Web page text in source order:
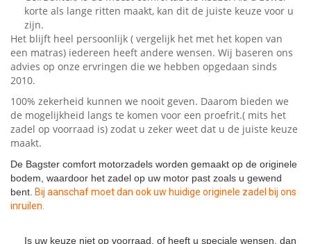
korte als lange ritten maakt, kan dit de juiste keuze voor u
zijn.
Het blijft heel persoonlijk ( vergelijk het met het kopen van
een matras) iedereen heeft andere wensen. Wij baseren ons
advies op onze ervringen die we hebben opgedaan sinds
2010.
100% zekerheid kunnen we nooit geven. Daarom bieden we
de mogelijkheid langs te komen voor een proefrit.( mits het
zadel op voorraad is) zodat u zeker weet dat u de juiste keuze
maakt.
De Bagster comfort motorzadels worden gemaakt op de originele
bodem, waardoor het zadel op uw motor past zoals u gewend
bent. Bij aanschaf moet dan ook uw huidige originele zadel bij ons
inruilen.
Is uw keuze niet op voorraad, of heeft u speciale wensen, dan